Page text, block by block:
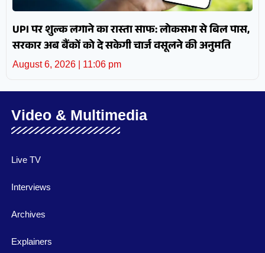
UPI पर शुल्क लगाने का रास्ता साफ: लोकसभा से बिल पास,
सरकार अब बैंकों को दे सकेगी चार्ज वसूलने की अनुमति
August 6, 2026 11:06 pm
Video & Multimedia
Live TV
Interviews
Archives
Explainers